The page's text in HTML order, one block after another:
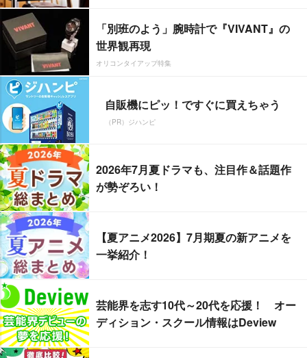
「別班のよう」腕時計で『VIVANT』の
世界観再現
オリコンタイアップ特集
自販機にピッ！ですぐに買えちゃう
（PR）ジハンピ
2026年7月夏ドラマも、注目作＆話題作
が勢ぞろい！
【夏アニメ2026】7月期夏の新アニメを
一挙紹介！
芸能界を志す10代～20代を応援！ オー
ディション・スクール情報はDeview